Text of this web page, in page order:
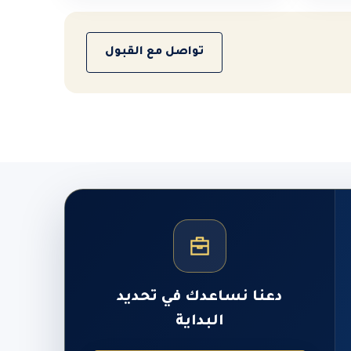
تواصل مع القبول
دعنا نساعدك في تحديد
البداية